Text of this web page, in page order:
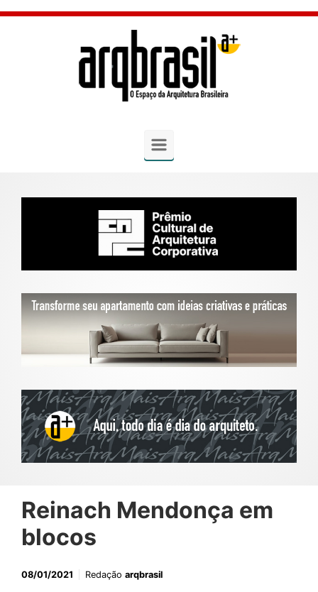
Skip to main content
Reinach Mendonça em
blocos
08/01/2021 Redação arqbrasil